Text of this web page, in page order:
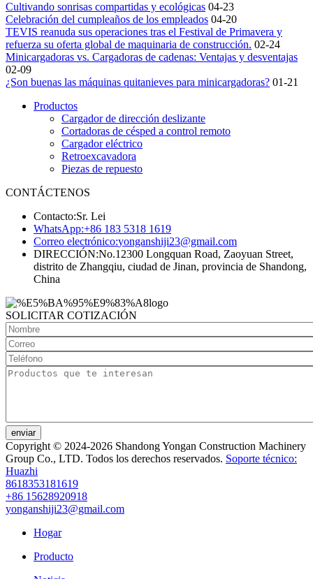
Cultivando sonrisas compartidas y ecológicas 04-23
Celebración del cumpleaños de los empleados 04-20
TEVIS reanuda sus operaciones tras el Festival de Primavera y
refuerza su oferta global de maquinaria de construcción. 02-24
Minicargadoras vs. Cargadoras de cadenas: Ventajas y desventajas
02-09
¿Son buenas las máquinas quitanieves para minicargadoras? 01-21
Productos
Cargador de dirección deslizante
Cortadoras de césped a control remoto
Cargador eléctrico
Retroexcavadora
Piezas de repuesto
CONTÁCTENOS
Contacto:Sr. Lei
WhatsApp:+86 183 5318 1619
Correo electrónico:yonganshiji23@gmail.com
DIRECCIÓN:No.12300 Longquan Road, Zaoyuan Street,
distrito de Zhangqiu, ciudad de Jinan, provincia de Shandong,
China
SOLICITAR COTIZACIÓN
enviar
Copyright © 2024-2026 Shandong Yongan Construction Machinery
Group Co., LTD. Todos los derechos reservados. Soporte técnico:
Huazhi
8618353181619
+86 15628920918
yonganshiji23@gmail.com
Hogar
Producto